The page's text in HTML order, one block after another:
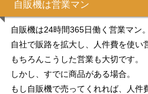
自販機は営業マン
自販機は24時間365日働く営業マン。
自社で販路を拡大し、人件費を使い
もちろんこうした営業も大切です。
しかし、すでに商品がある場合。
もし自販機で売ってくれれば、人件